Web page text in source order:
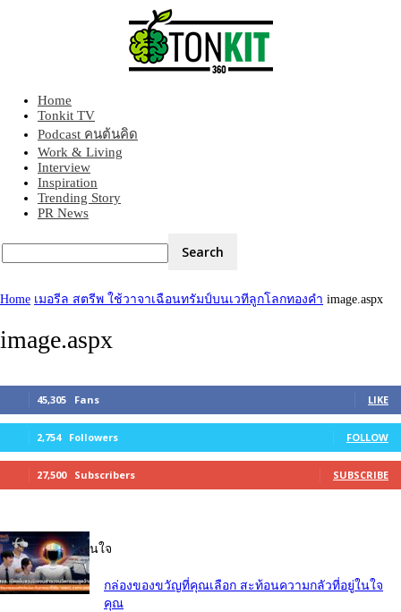
Home
Tonkit TV
Podcast คนต้นคิด
Work & Living
Interview
Inspiration
Trending Story
PR News
Home เมอรีล สตรีพ ใช้วาจาเฉือนทรัมป์บนเวทีลูกโลกทองคำ image.aspx
image.aspx
45,305 Fans LIKE
2,754 Followers FOLLOW
27,500 Subscribers SUBSCRIBE
บทความที่น่าสนใจ
กล่องของขวัญที่คุณเลือก สะท้อนความกลัวที่อยู่ในใจ
คุณ